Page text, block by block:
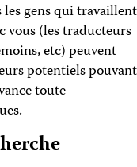
gens qui travaillent
vous (les traducteurs
etc) peuvent
potentiels pouvant
toute